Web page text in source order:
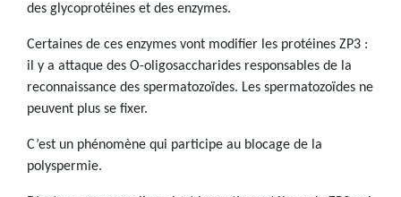
des glycoprotéines et des enzymes.
Certaines de ces enzymes vont modifier les protéines ZP3 :
il y a attaque des O-oligosaccharides responsables de la
reconnaissance des spermatozoïdes. Les spermatozoïdes ne
peuvent plus se fixer.
C’est un phénomène qui participe au blocage de la
polyspermie.